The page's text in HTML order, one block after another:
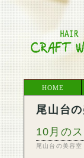
HOME
尾山台
10月の
尾山台の美容